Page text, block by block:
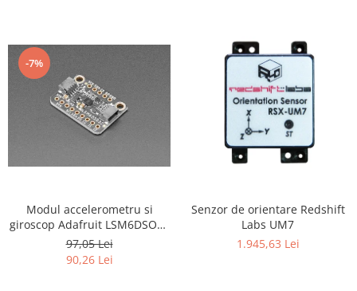
-7%
Modul accelerometru si
giroscop Adafruit LSM6DSO32
6-DoF
97,05 Lei
90,26 Lei
Senzor de orientare Redshift
Labs UM7
1.945,63 Lei